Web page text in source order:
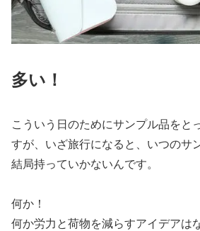
多い！
こういう日のためにサンプル品をと
すが、いざ旅行になると、いつのサ
結局持っていかないんです。
何か！
何か労力と荷物を減らすアイデアは